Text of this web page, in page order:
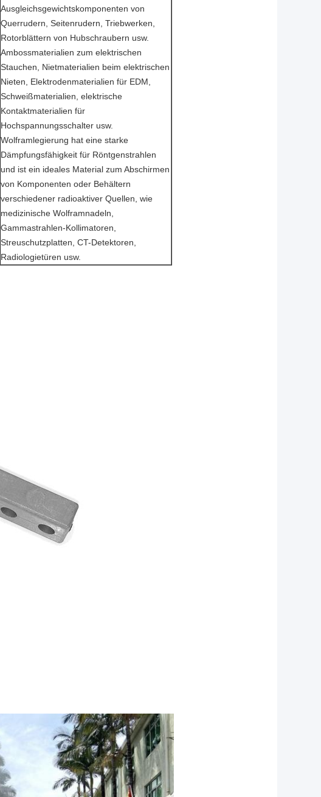
Ausgleichsgewichtskomponenten von
Querrudern, Seitenrudern, Triebwerken,
Rotorblättern von Hubschraubern usw.
Ambossmaterialien zum elektrischen
Stauchen, Nietmaterialien beim elektrischen
Nieten, Elektrodenmaterialien für EDM,
Schweißmaterialien, elektrische
Kontaktmaterialien für
Hochspannungsschalter usw.
Wolframlegierung hat eine starke
Dämpfungsfähigkeit für Röntgenstrahlen
und ist ein ideales Material zum Abschirmen
von Komponenten oder Behältern
verschiedener radioaktiver Quellen, wie
medizinische Wolframnadeln,
Gammastrahlen-Kollimatoren,
Streuschutzplatten, CT-Detektoren,
Radiologietüren usw.